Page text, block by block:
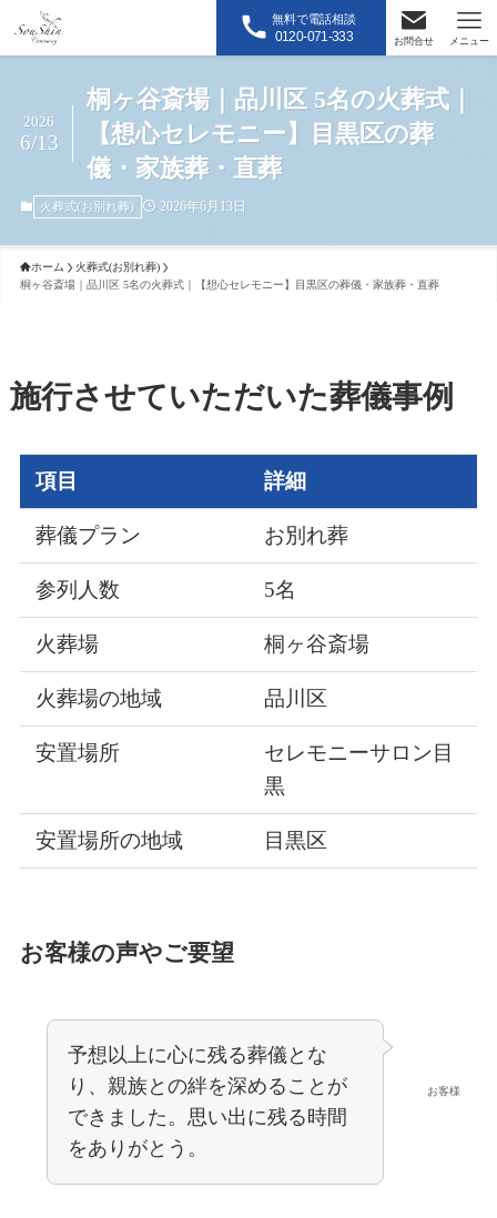
無料で電話相談
0120-071-333 お問合せ メニュー
桐ヶ谷斎場｜品川区 5名の火葬式｜
【想心セレモニー】目黒区の葬
儀・家族葬・直葬
2026
6/13
火葬式(お別れ葬) 2026年6月13日
ホーム
火葬式(お別れ葬)
桐ヶ谷斎場｜品川区 5名の火葬式｜【想心セレモニー】目黒区の葬儀・家族葬・直葬
施行させていただいた葬儀事例
項目 詳細
葬儀プラン お別れ葬
参列人数 5名
火葬場 桐ヶ谷斎場
火葬場の地域 品川区
安置場所
セレモニーサロン目
黒
安置場所の地域 目黒区
お客様の声やご要望
お客様
予想以上に心に残る葬儀とな
り、親族との絆を深めることが
できました。思い出に残る時間
をありがとう。